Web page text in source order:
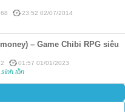
68 23:52 02/07/2014
– Game Chibi RPG siêu
2 01:57 01/01/2023
tồn